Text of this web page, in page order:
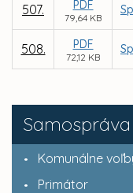
Samospráva
Komunálne
Primátor
507. PDF
79,64 KB
508. PDF
72,12 KB